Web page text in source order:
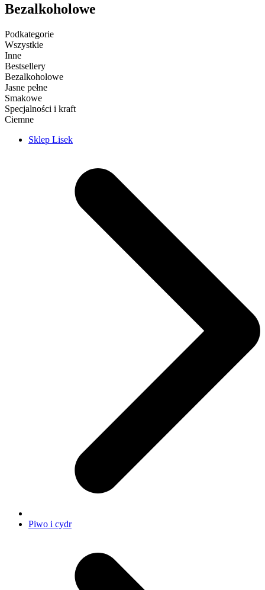
Bezalkoholowe
Podkategorie
Wszystkie
Inne
Bestsellery
Bezalkoholowe
Jasne pełne
Smakowe
Specjalności i kraft
Ciemne
Sklep Lisek
Piwo i cydr